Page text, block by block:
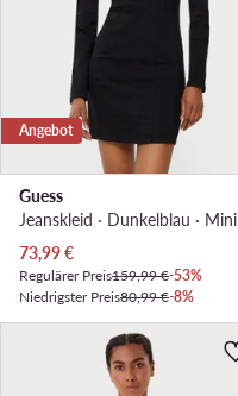
Angebot
Guess
Jeanskleid · Dunkelblau · Mini
Aktueller Preis
73,99€
Regulärer Preis159,99 €-53%
Niedrigster Preis80,99 €-8%